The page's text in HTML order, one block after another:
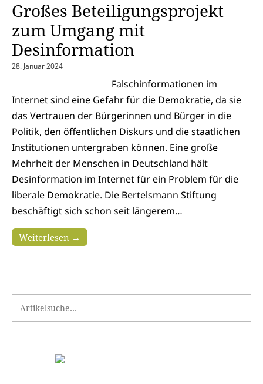
Großes Beteiligungsprojekt
zum Umgang mit
Desinformation
28. Januar 2024
Falschinformationen im
Internet sind eine Gefahr für die Demokratie, da sie
das Vertrauen der Bürgerinnen und Bürger in die
Politik, den öffentlichen Diskurs und die staatlichen
Institutionen untergraben können. Eine große
Mehrheit der Menschen in Deutschland hält
Desinformation im Internet für ein Problem für die
liberale Demokratie. Die Bertelsmann Stiftung
beschäftigt sich schon seit längerem…
Weiterlesen →